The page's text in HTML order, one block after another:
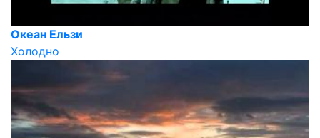
Океан Ельзи
Холодно